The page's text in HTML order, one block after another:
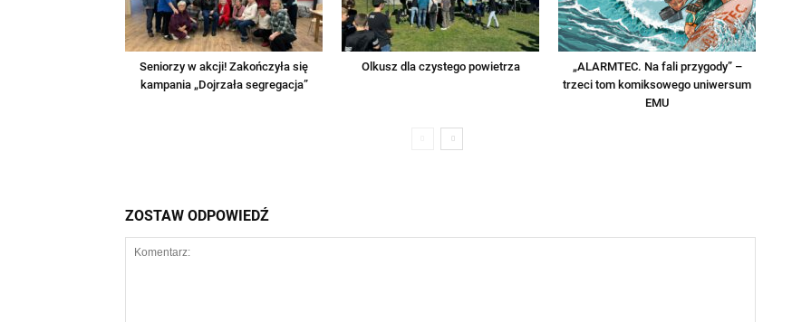
Seniorzy w akcji! Zakończyła się
kampania „Dojrzała segregacja”
Olkusz dla czystego powietrza
„ALARMTEC. Na fali przygody” –
trzeci tom komiksowego uniwersum
EMU
ZOSTAW ODPOWIEDŹ